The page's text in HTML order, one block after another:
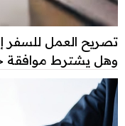
تصريح العمل للسفر
وهل يشترط موافقة